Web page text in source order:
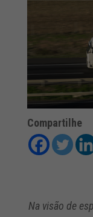
Compartilhe
Na visão de